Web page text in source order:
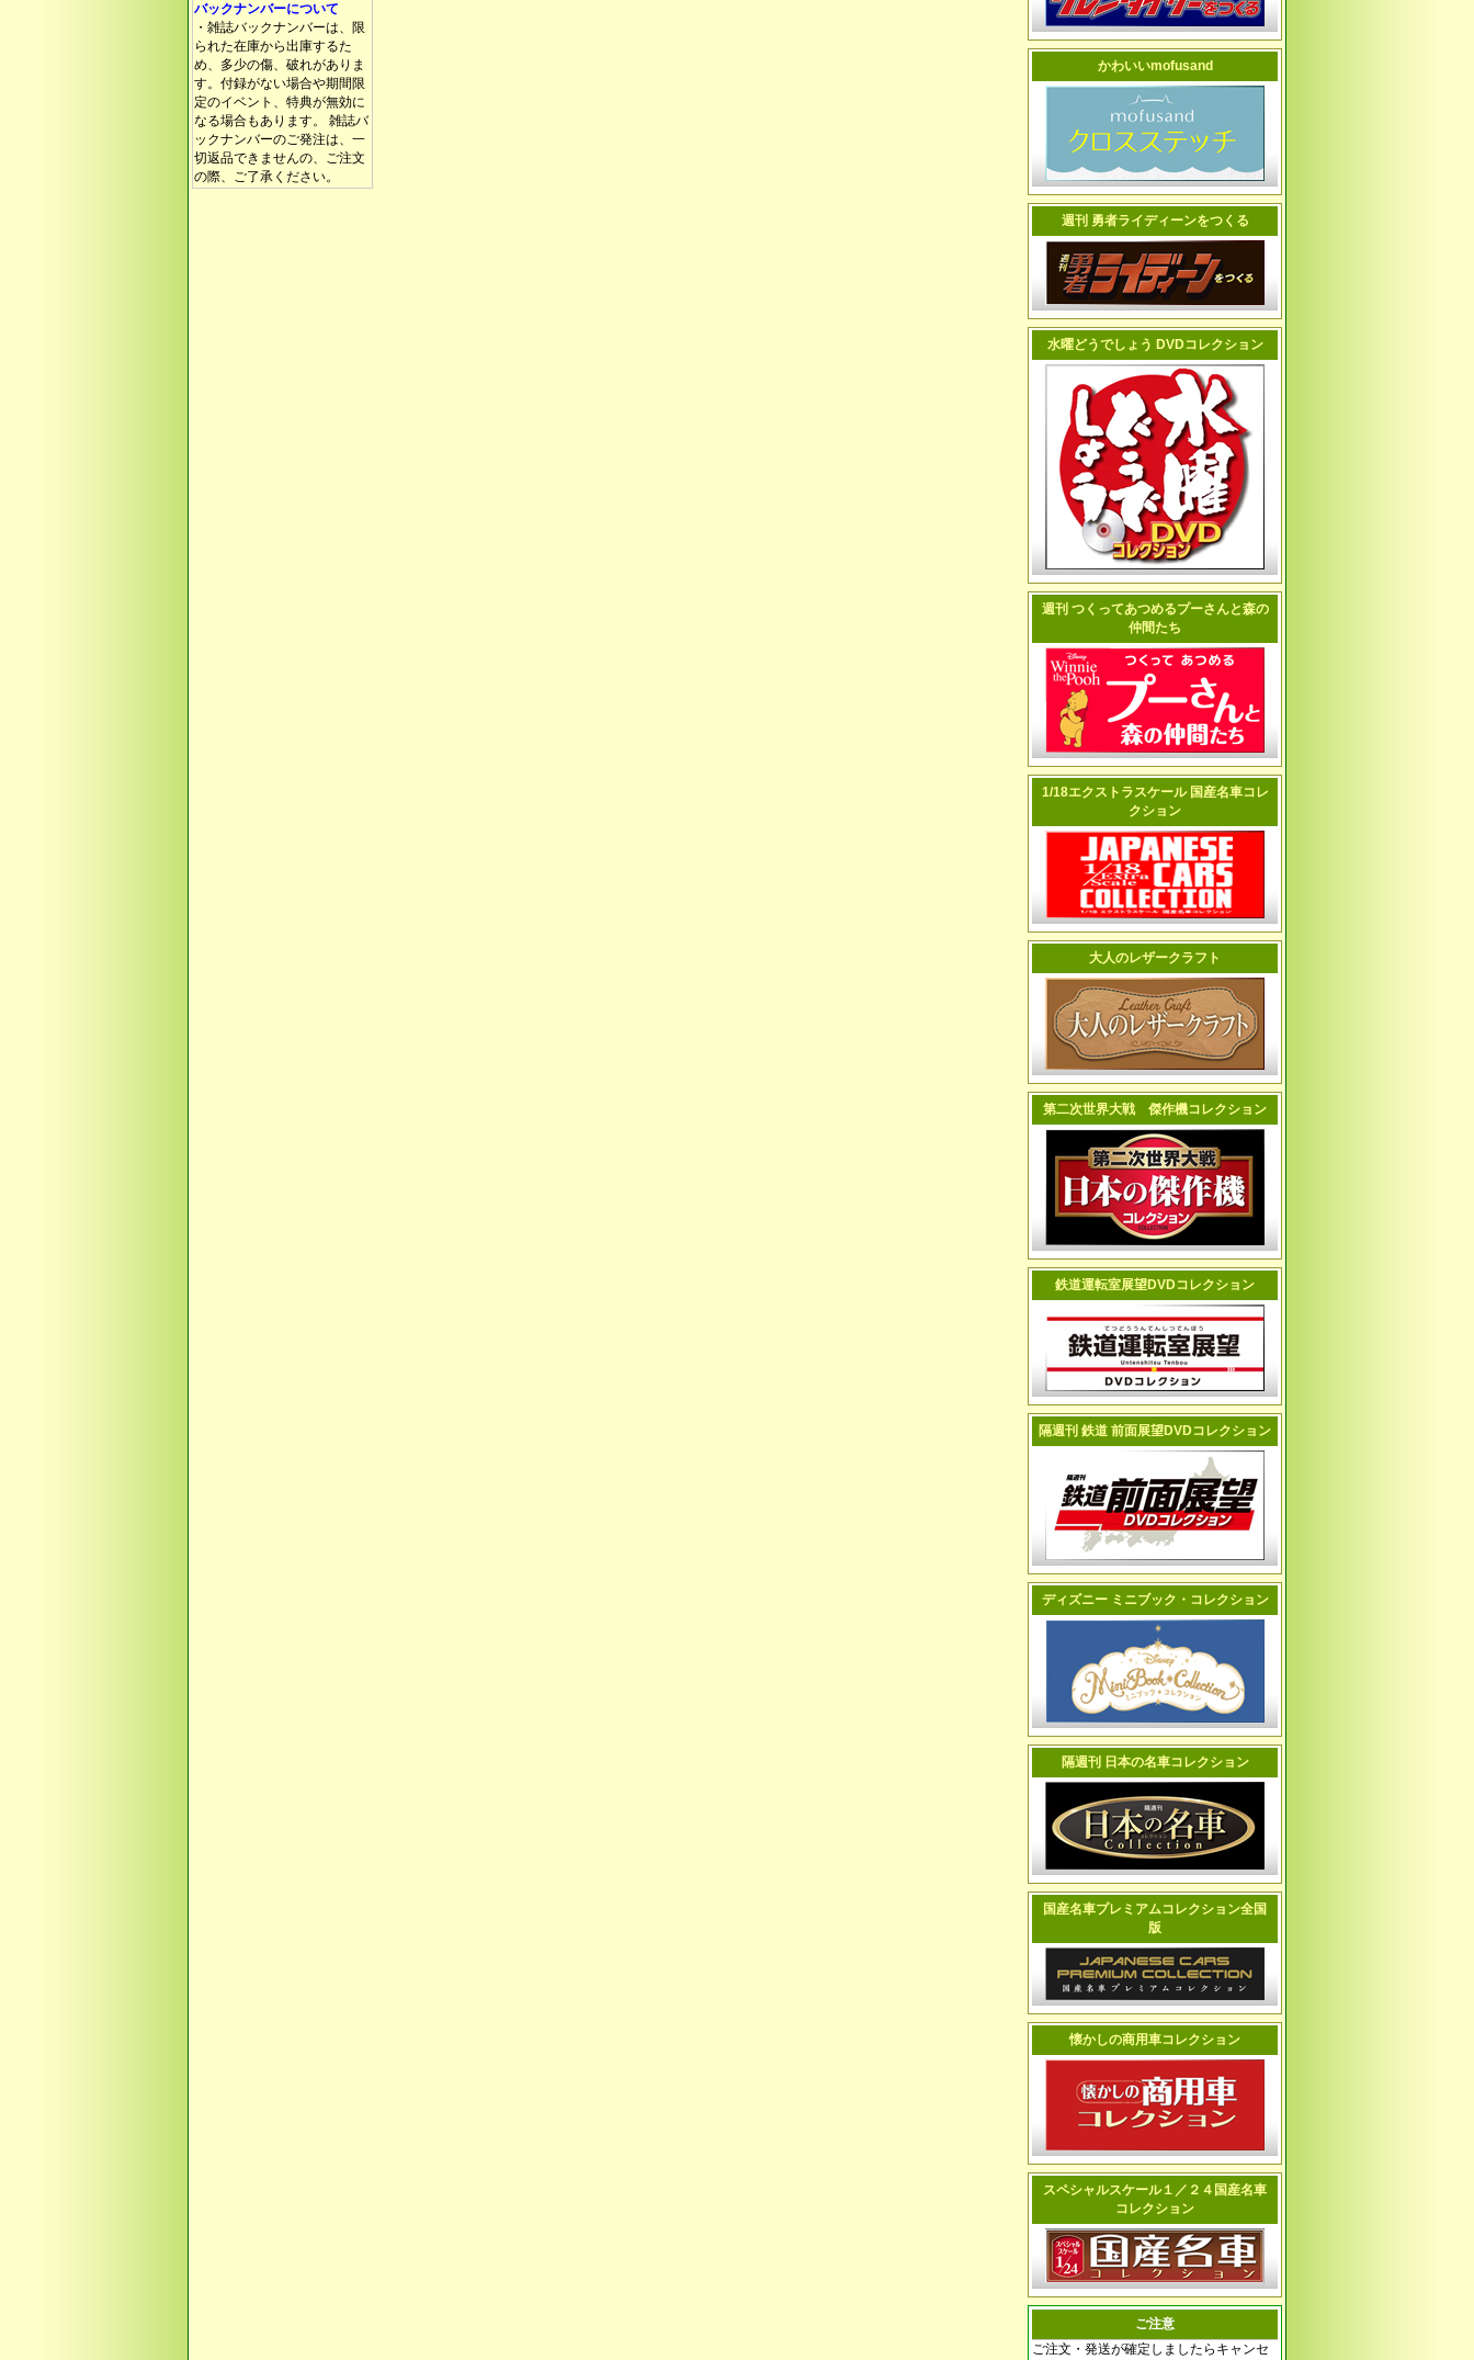
バックナンバーについて
・雑誌バックナンバーは、限
られた在庫から出庫するた
め、多少の傷、破れがありま
す。付録がない場合や期間限
定のイベント、特典が無効に
なる場合もあります。 雑誌バ
ックナンバーのご発注は、一
切返品できませんの、ご注文
の際、ご了承ください。
かわいいmofusand
週刊 勇者ライディーンをつくる
水曜どうでしょう DVDコレクション
週刊 つくってあつめるプーさんと森の
仲間たち
1/18エクストラスケール 国産名車コレ
クション
大人のレザークラフト
第二次世界大戦 傑作機コレクション
鉄道運転室展望DVDコレクション
隔週刊 鉄道 前面展望DVDコレクション
ディズニー ミニブック・コレクション
隔週刊 日本の名車コレクション
国産名車プレミアムコレクション全国
版
懐かしの商用車コレクション
スペシャルスケール１／２４国産名車
コレクション
ご注意
ご注文・発送が確定しましたらキャンセ